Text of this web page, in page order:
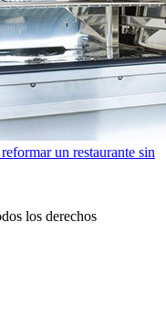
un restaurante sin
los derechos